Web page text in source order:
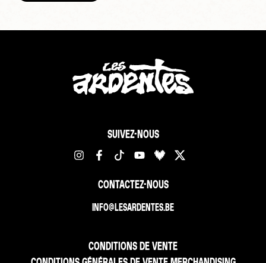
SUIVEZ-NOUS
CONTACTEZ-NOUS
INFO@LESARDENTES.BE
CONDITIONS DE VENTE